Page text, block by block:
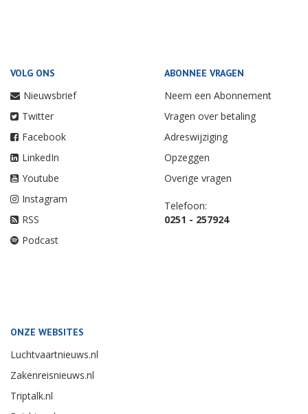
VOLG ONS
Nieuwsbrief
Twitter
Facebook
LinkedIn
Youtube
Instagram
RSS
Podcast
ABONNEE VRAGEN
Neem een Abonnement
Vragen over betaling
Adreswijziging
Opzeggen
Overige vragen
Telefoon:
0251 - 257924
ONZE WEBSITES
Luchtvaartnieuws.nl
Zakenreisnieuws.nl
Triptalk.nl